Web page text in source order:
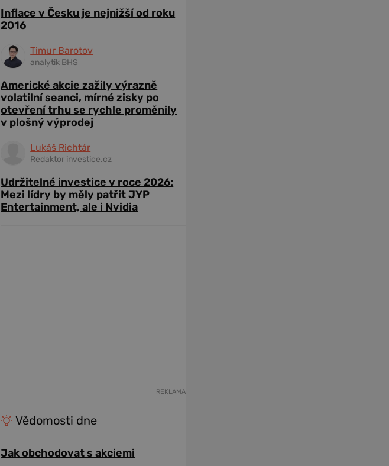
Inflace v Česku je nejnižší od roku
2016
Timur Barotov
analytik BHS
Americké akcie zažily výrazně
volatilní seanci, mírné zisky po
otevření trhu se rychle proměnily
v plošný výprodej
Lukáš Richtár
Redaktor investice.cz
Udržitelné investice v roce 2026:
Mezi lídry by měly patřit JYP
Entertainment, ale i Nvidia
REKLAMA
Vědomosti dne
Jak obchodovat s akciemi